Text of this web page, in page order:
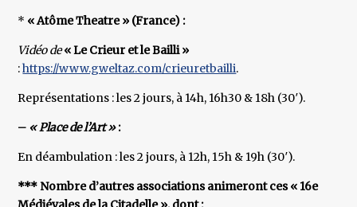
* « Atôme Theatre » (France) :
Vidéo de« Le Crieur et le Bailli »
:https://www.gweltaz.com/crieuretbailli.
Représentations : les 2 jours, à 14h, 16h30 & 18h (30′).
– « Place de l’Art »:
En déambulation : les 2 jours, à 12h, 15h & 19h (30′).
*** Nombre d’autres associations animeront ces « 16e